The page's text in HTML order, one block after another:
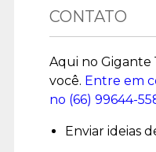
CONTATO
Aqui no Gigante
você. Entre em
no (66) 99644-
Enviar ideias